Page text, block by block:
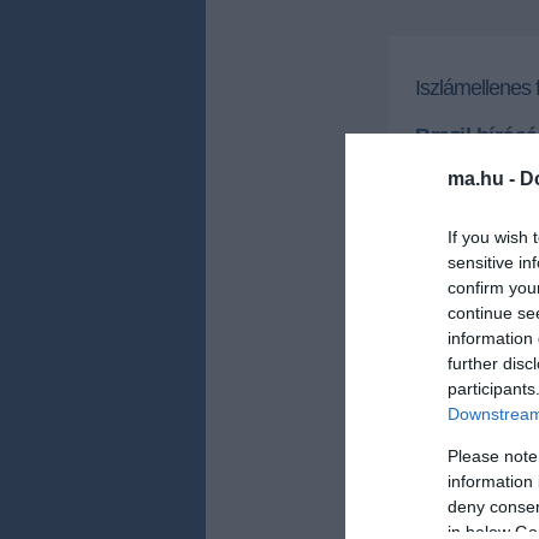
ma.hu -
If you wish
sensitive
confirm
continue
information
further
Please
information
deny
in below
Iszlámellenes
Brazil
hogy a
internetes
2012.09.26 10:27
A Sao Pauló-i
Dilma
országok
Sao Paulóban
muzulmán
ellen. A